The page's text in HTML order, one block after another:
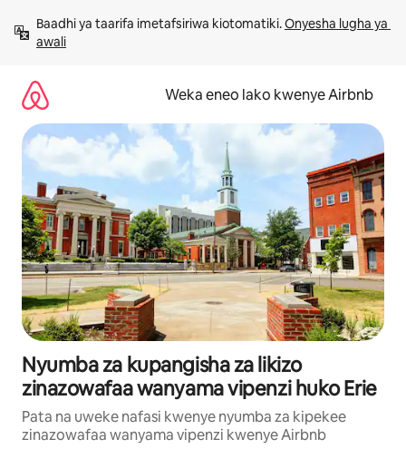
kwenda
kwenye
Baadhi ya taarifa imetafsiriwa kiotomatiki. Onyesha lugha ya
awali
Weka eneo lako kwenye Airbnb
Nyumba za kupangisha za likizo
zinazowafaa wanyama vipenzi huko Erie
Pata na uweke nafasi kwenye nyumba za kipekee
zinazowafaa wanyama vipenzi kwenye Airbnb